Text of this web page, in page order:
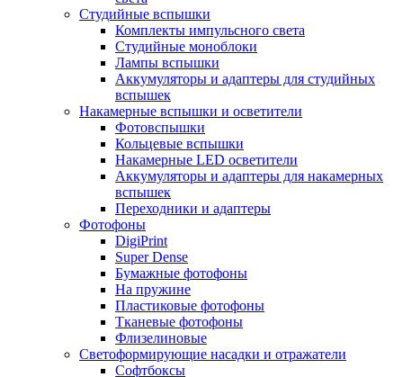
Студийные вспышки
Комплекты импульсного света
Студийные моноблоки
Лампы вспышки
Аккумуляторы и адаптеры для студийных
вспышек
Накамерные вспышки и осветители
Фотовспышки
Кольцевые вспышки
Накамерные LED осветители
Аккумуляторы и адаптеры для накамерных
вспышек
Переходники и адаптеры
Фотофоны
DigiPrint
Super Dense
Бумажные фотофоны
На пружине
Пластиковые фотофоны
Тканевые фотофоны
Флизелиновые
Светоформирующие насадки и отражатели
Софтбоксы